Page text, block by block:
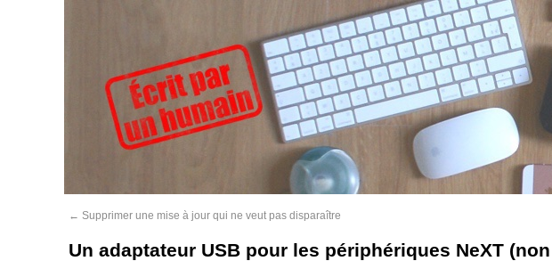
← Supprimer une mise à jour qui ne veut pas disparaître
Un adaptateur USB pour les périphériques NeXT (non